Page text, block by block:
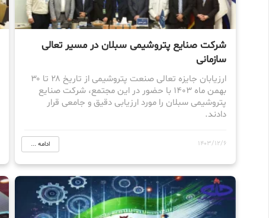
شرکت صنایع پتروشیمی سبلان در مسیر تعالی
سازمانی
ارزیابان جایزه تعالی صنعت پتروشیمی از تاریخ ۲۸ تا ۳۰
بهمن ماه ۱۴۰۳ با حضور در این مجتمع، شرکت صنایع
پتروشیمی سبلان را مورد ارزیابی دقیق و جامعی قرار
دادند.
1403/12/6 ادامه ...